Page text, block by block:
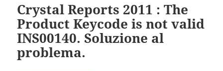
Crystal Reports 2011 : The
Product Keycode is not valid
INS00140. Soluzione al
problema.